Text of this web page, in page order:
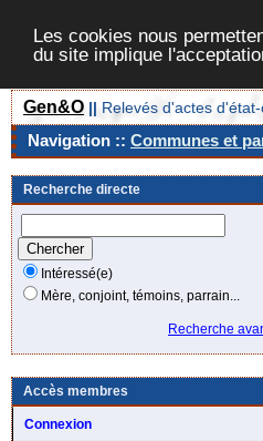
Les cookies nous
du site implique
Gen&O || Relevés d'actes
Navigation :: Communes et
Recherche directe
Intéressé(e)
Mère, conjoint, témoins, parrain...
Recherche
Accès membres
Connexion